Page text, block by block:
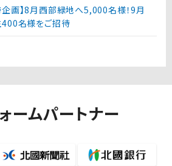
企画】8月西部緑地へ5,000名様！9月
名様をご招待
ームパートナー